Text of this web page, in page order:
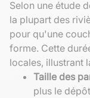
Selon une étude
la plupart des
pour qu'une
forme. Cette
locales, illustrant
Taille des
plus le